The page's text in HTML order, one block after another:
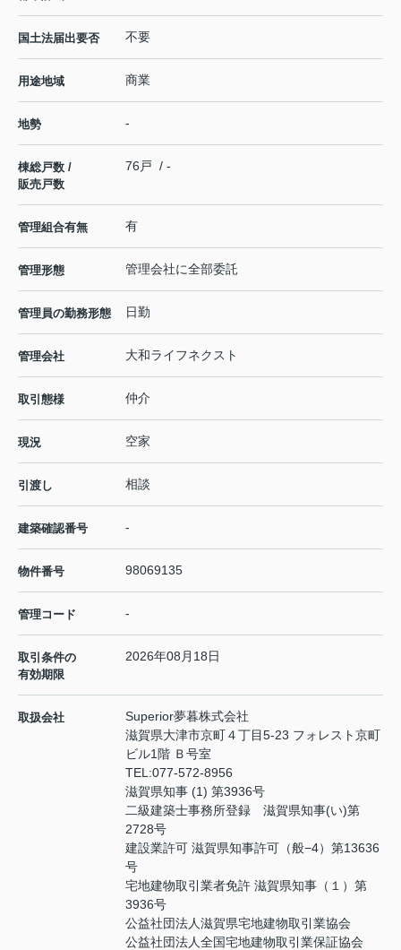
国土法届出要否 不要
用途地域 商業
地勢 -
棟総戸数 /
販売戸数
76戸 / -
管理組合有無 有
管理形態 管理会社に全部委託
管理員の勤務形態 日勤
管理会社 大和ライフネクスト
取引態様 仲介
現況 空家
引渡し 相談
建築確認番号 -
物件番号 98069135
管理コード -
取引条件の
有効期限
2026年08月18日
取扱会社
Superior夢暮株式会社
滋賀県大津市京町４丁目5-23 フォレスト京町
ビル1階 Ｂ号室
TEL:077-572-8956
滋賀県知事 (1) 第3936号
二級建築士事務所登録 滋賀県知事(い)第
2728号
建設業許可 滋賀県知事許可（般−4）第13636
号
宅地建物取引業者免許 滋賀県知事（１）第
3936号
公益社団法人滋賀県宅地建物取引業協会
公益社団法人全国宅地建物取引業保証協会